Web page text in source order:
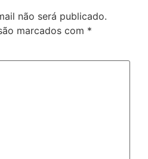
não será publicado.
marcados com *